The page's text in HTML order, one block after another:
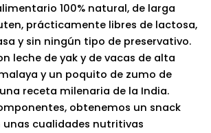
100% natural, de larga
prácticamente libres de lactosa,
y sin ningún tipo de preservativo.
leche de yak y de vacas de alta
y un poquito de zumo de
receta milenaria de la India.
obtenemos un snack
unas cualidades nutritivas